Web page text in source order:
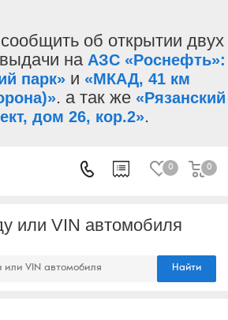
об открытии двух
на АЗС «Роснефть»:
парк» и «МКАД, 41 км
. а так же «Рязанский
дом 26, кор.2».
0 0
или VIN автомобиля
Найти